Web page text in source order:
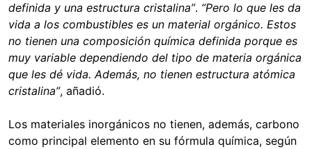
definida y una estructura cristalina”. “Pero lo que les da
vida a los combustibles es un material orgánico. Estos
no tienen una composición química definida porque es
muy variable dependiendo del tipo de materia orgánica
que les dé vida. Además, no tienen estructura atómica
cristalina”, añadió.
Los materiales inorgánicos no tienen, además, carbono
como principal elemento en su fórmula química, según